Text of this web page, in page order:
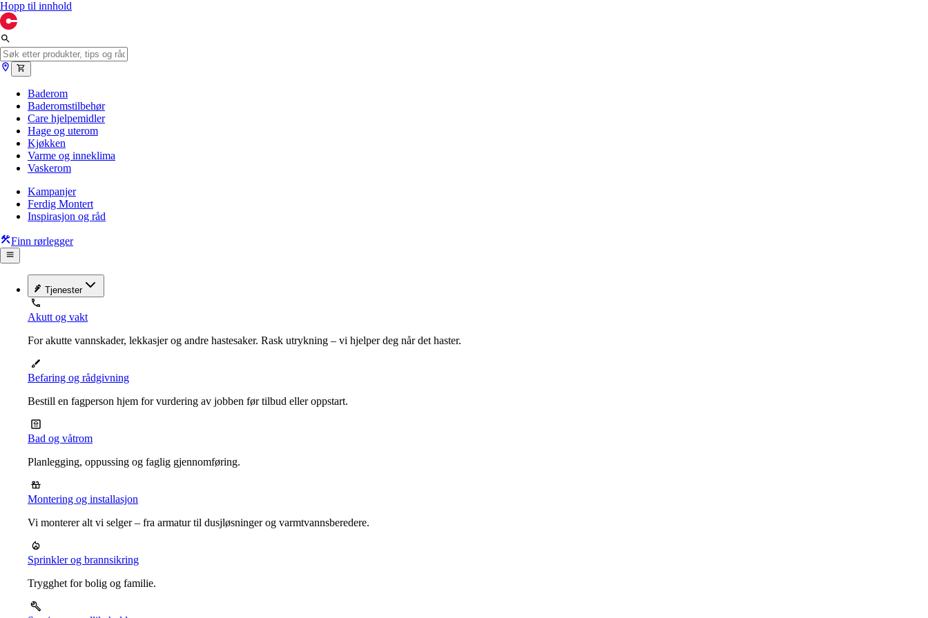
Hopp til innhold
Baderom
Baderomstilbehør
Care hjelpemidler
Hage og uterom
Kjøkken
Varme og inneklima
Vaskerom
Kampanjer
Ferdig Montert
Inspirasjon og råd
Finn rørlegger
Tjenester
Akutt og vakt
For akutte vannskader, lekkasjer og andre hastesaker. Rask utrykning – vi hjelper deg når det haster.
Befaring og rådgivning
Bestill en fagperson hjem for vurdering av jobben før tilbud eller oppstart.
Bad og våtrom
Planlegging, oppussing og faglig gjennomføring.
Montering og installasjon
Vi monterer alt vi selger – fra armatur til dusjløsninger og varmtvannsberedere.
Sprinkler og brannsikring
Trygghet for bolig og familie.